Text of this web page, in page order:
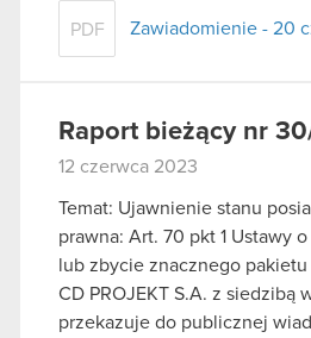
PDF Zawiadomienie - 20
Raport bieżący nr
12 czerwca 2023
Temat: Ujawnienie stanu
prawna: Art. 70 pkt 1 Ustawy
lub zbycie znacznego pakietu
CD PROJEKT S.A. z siedzibą
przekazuje do publicznej